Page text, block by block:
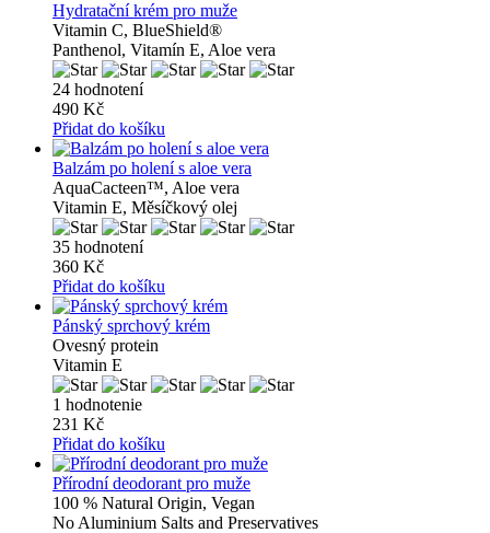
Hydratační krém pro muže
Vitamin C, BlueShield®
Panthenol, Vitamín E, Aloe vera
24 hodnotení
490 Kč
Přidat do košíku
Balzám po holení s aloe vera
AquaCacteen™, Aloe vera
Vitamin E, Měsíčkový olej
35 hodnotení
360 Kč
Přidat do košíku
Pánský sprchový krém
Ovesný protein
Vitamin E
1 hodnotenie
231 Kč
Přidat do košíku
Přírodní deodorant pro muže
100 % Natural Origin, Vegan
No Aluminium Salts and Preservatives